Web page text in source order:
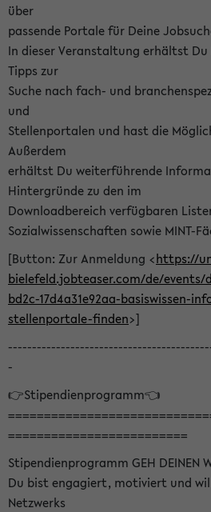
über
passende Portale für Deine
In dieser Veranstaltung erhältst
Tipps zur
Suche nach fach- und
und
Stellenportalen und hast die
Außerdem
erhältst Du weiterführende
Hintergründe zu den im
Downloadbereich verfügbaren
Sozialwissenschaften sowie MINT-
[Button: Zur Anmeldung <https://
bielefeld.jobteaser.com/de/events/
bd2c-17d4a31e92aa-basiswissen-
stellenportale-finden>]
-
👉Stipendienprogramm👈
=========================
Stipendienprogramm GEH DEINEN
Du bist engagiert, motiviert und
Netzwerks